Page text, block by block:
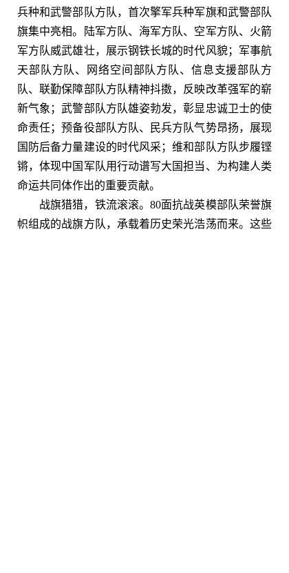
兵种和武警部队方队，首次擎军兵种军旗和武警部队
旗集中亮相。陆军方队、海军方队、空军方队、火箭
军方队威武雄壮，展示钢铁长城的时代风貌；军事航
天部队方队、网络空间部队方队、信息支援部队方
队、联勤保障部队方队精神抖擞，反映改革强军的崭
新气象；武警部队方队雄姿勃发，彰显忠诚卫士的使
命责任；预备役部队方队、民兵方队气势昂扬，展现
国防后备力量建设的时代风采；维和部队方队步履铿
锵，体现中国军队用行动谱写大国担当、为构建人类
命运共同体作出的重要贡献。
战旗猎猎，铁流滚滚。80面抗战英模部队荣誉旗
帜组成的战旗方队，承载着历史荣光浩荡而来。这些